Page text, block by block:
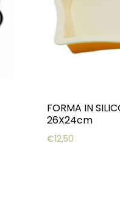
FORMA IN
26X24cm
€12,50